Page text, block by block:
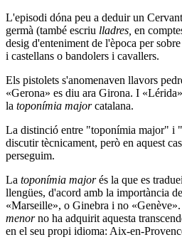
L'episodi dóna peu a deduir un
germà (també escriu lladres, en
desig d'enteniment de l'època per
i castellans o bandolers i cavallers.
Els pistolets s'anomenaven llavors
«Gerona» es diu ara Girona. I
la toponímia majorcatalana.
La distinció entre "toponímia major" i
discutir tècnicament, però en aquest
perseguim.
La toponímia majorés la que es
llengües, d'acord amb la importància
«Marseille», o Ginebra i no
menorno ha adquirit aquesta
en el seu propi idioma: Aix-en-